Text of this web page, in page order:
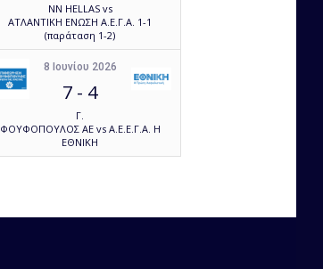
NN HELLAS vs
ΑΤΛΑΝΤΙΚΗ ΕΝΩΣΗ Α.Ε.Γ.Α. 1-1
(παράταση 1-2)
8 Ιουνίου 2026
7 - 4
Γ.
ΦΟΥΦΟΠΟΥΛΟΣ ΑΕ vs Α.Ε.Ε.Γ.Α. Η
ΕΘΝΙΚΗ